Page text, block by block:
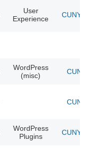
User
Experience
CUNY
WordPress
(misc)
WordPress
Plugins
CUNY